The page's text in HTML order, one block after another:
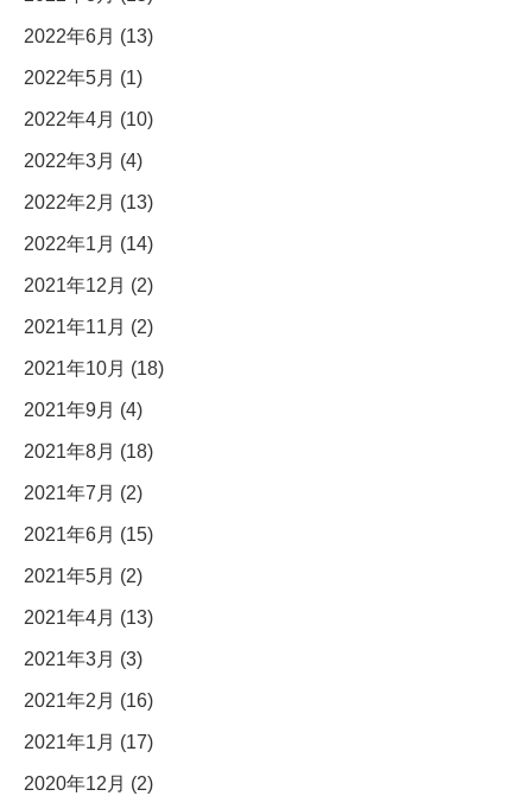
2022年6月 (13)
2022年5月 (1)
2022年4月 (10)
2022年3月 (4)
2022年2月 (13)
2022年1月 (14)
2021年12月 (2)
2021年11月 (2)
2021年10月 (18)
2021年9月 (4)
2021年8月 (18)
2021年7月 (2)
2021年6月 (15)
2021年5月 (2)
2021年4月 (13)
2021年3月 (3)
2021年2月 (16)
2021年1月 (17)
2020年12月 (2)